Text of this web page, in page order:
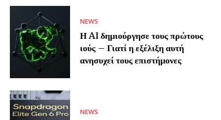
NEWS
Η AI δημιούργησε τους πρώτους
ιούς – Γιατί η εξέλιξη αυτή
ανησυχεί τους επιστήμονες
NEWS